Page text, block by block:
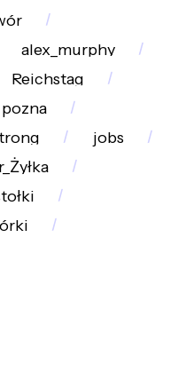
alex_murphy
Reichstag
pozna
jobs